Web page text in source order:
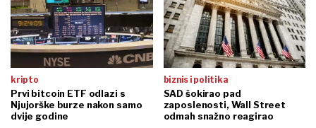
kripto
Prvi bitcoin ETF odlazi s
Njujorške burze nakon samo
dvije godine
biznis i politika
SAD šokirao pad
zaposlenosti, Wall Street
odmah snažno reagirao